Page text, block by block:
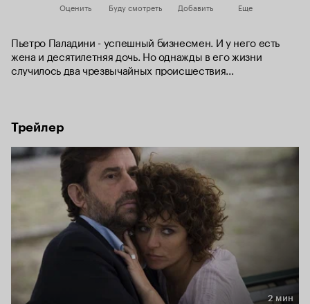
Оценить Буду смотреть Добавить Еще
Пьетро Паладини - успешный бизнесмен. И у него есть
жена и десятилетняя дочь. Но однажды в его жизни
случилось два чрезвычайных происшествия...
Трейлер
2 мин